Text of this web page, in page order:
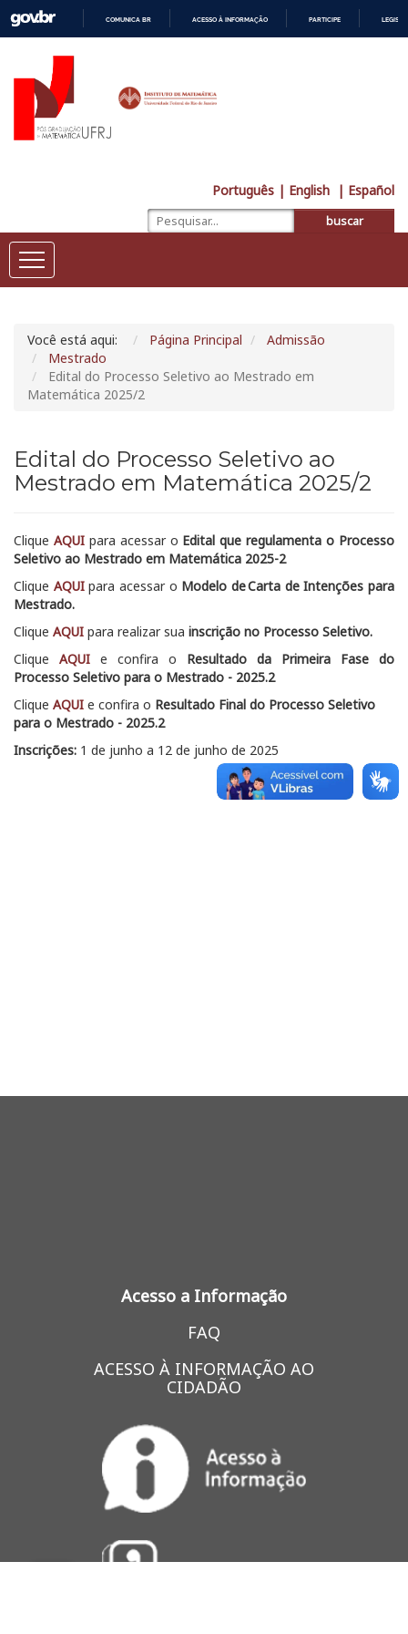
COMUNICA BR ACESSO À INFORMAÇÃO PARTICIPE
Português | English | Español
buscar
Você está aqui: Página Principal
Admissão
Mestrado
Edital do Processo Seletivo ao Mestrado em
Matemática 2025/2
Edital do Processo Seletivo ao
Mestrado em Matemática 2025/2
Clique AQUIpara acessar o Edital que regulamenta o Processo
Seletivo ao Mestrado em Matemática 2025-2
Clique AQUIpara acessar o Modelo de Carta de Intenções para
Mestrado.
Clique AQUI para realizar sua inscrição no Processo Seletivo.
Clique AQUI e confira o Resultado da Primeira Fase do
Processo Seletivo para o Mestrado - 2025.2
Clique AQUI e confira o Resultado Final do Processo Seletivo
para o Mestrado - 2025.2
Inscrições: 1 de junho a 12 de junho de 2025
Acesso a Informação
FAQ
ACESSO À INFORMAÇÃO AO
CIDADÃO